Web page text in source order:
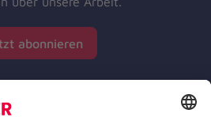
abonnieren